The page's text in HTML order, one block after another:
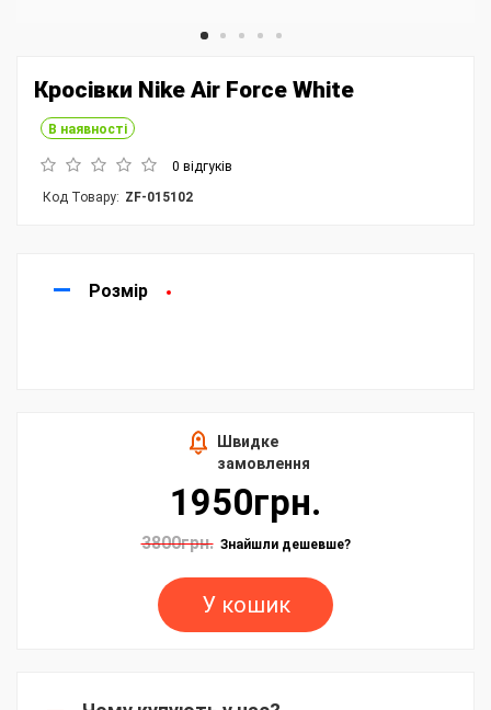
Кросівки Nike Air Force White
В наявності
0 відгуків
Код Товару: ZF-015102
Розмір
Швидке
замовлення
1950грн.
3800грн. Знайшли дешевше?
У кошик